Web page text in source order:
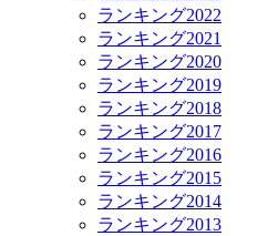
ランキング2022
ランキング2021
ランキング2020
ランキング2019
ランキング2018
ランキング2017
ランキング2016
ランキング2015
ランキング2014
ランキング2013